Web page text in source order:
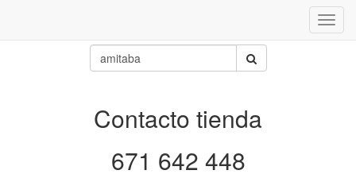
Contacto tienda
671 642 448